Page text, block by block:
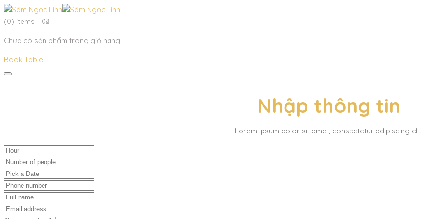
(0) items - 0₫
Chưa có sản phẩm trong giỏ hàng.
Book Table
Nhập thông tin
Lorem ipsum dolor sit amet, consectetur adipiscing elit.